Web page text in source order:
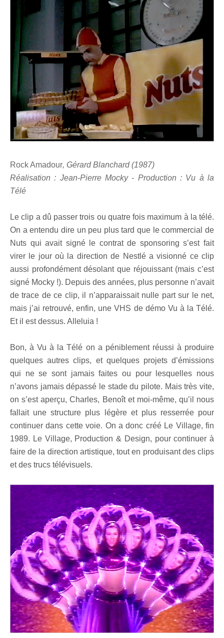
Rock Amadour, Gérard Blanchard (1987)
Réalisation : Jean-Pierre Mocky - Production : Vu à la
Télé
Le clip a dû passer trois ou quatre fois maximum à la télé.
On a entendu dire un peu plus tard que le commercial de
Nuts qui avait signé le contrat de sponsoring s’est fait
virer le jour où la direction de Nestlé a visionné ce clip
aussi profondément désolant que réjouissant (mais c’est
signé Mocky !). Depuis des années, plus personne n’avait
de trace de ce clip, il n’apparaissait nulle part sur le net,
mais j’ai retrouvé, enfin, une VHS de démo Vu à la Télé.
Et il est dessus. Alleluia !
Bon, à Vu à la Télé on a péniblement réussi à produire
quelques autres clips, et quelques projets d’émissions
qui ne se sont jamais faites ou pour lesquelles nous
n’avons jamais dépassé le stade du pilote. Mais très vite,
on s’est aperçu, Charles, Benoît et moi-même, qu’il nous
fallait une structure plus légère et plus resserrée pour
continuer dans cette voie. On a donc créé Le Village, fin
1989. Le Village, Production & Design, pour continuer à
faire de la direction artistique, tout en produisant des clips
et des trucs télévisuels.